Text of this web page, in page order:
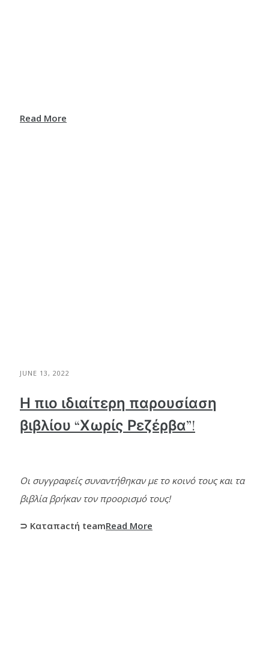
Read More
JUNE 13, 2022
Η πιο ιδιαίτερη παρουσίαση
βιβλίου “Χωρίς Ρεζέρβα”!
Οι συγγραφείς συναντήθηκαν με το κοινό τους και τα
βιβλία βρήκαν τον προορισμό τους!
⊃ Καταπactή teamRead More